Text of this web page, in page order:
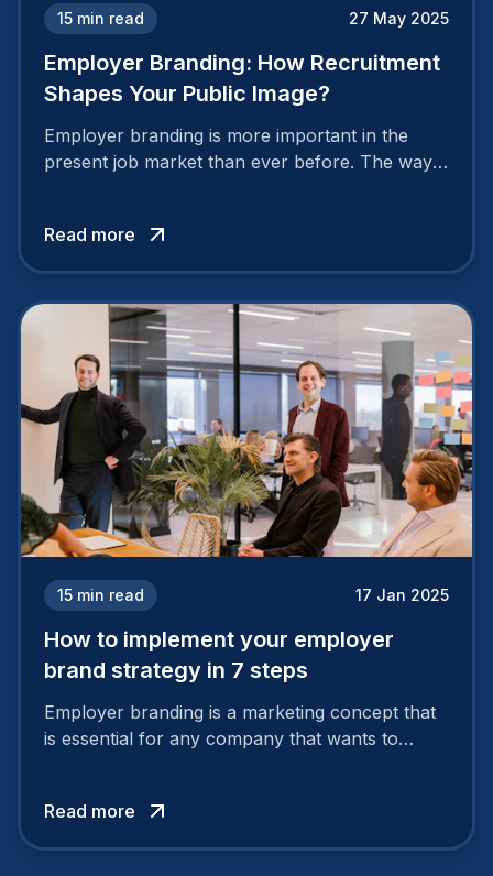
15 min read 27 May 2025
Employer Branding: How Recruitment
Shapes Your Public Image?
Employer branding is more important in the
present job market than ever before. The way
Read more
15 min read 17 Jan 2025
How to implement your employer
brand strategy in 7 steps
Employer branding is a marketing concept that
is essential for any company that wants to
solid and positive employer brand are clear, you
cannot simply wave a magic wand for it to be
Read more